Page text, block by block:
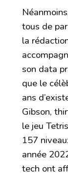
tous de
la
son data
que le
ans
Gibson,
le jeu
157
année
tech ont